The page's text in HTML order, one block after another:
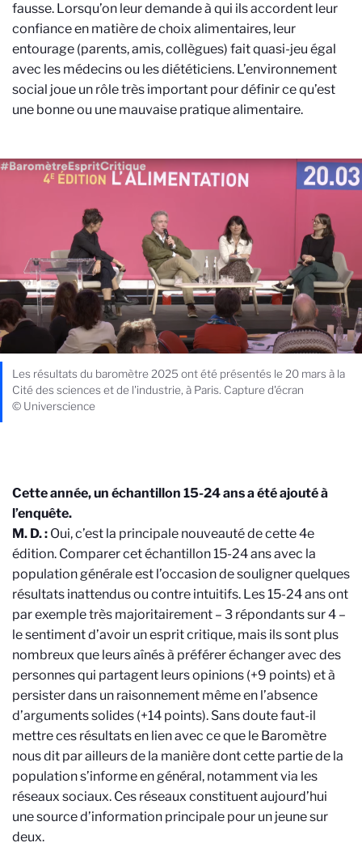
fausse. Lorsqu’on leur demande à qui ils accordent leur
confiance en matière de choix alimentaires, leur
entourage (parents, amis, collègues) fait quasi-jeu égal
avec les médecins ou les diététiciens. L’environnement
social joue un rôle très important pour définir ce qu’est
une bonne ou une mauvaise pratique alimentaire.
Les résultats du baromètre 2025 ont été présentés le 20 mars à la
Cité des sciences et de l'industrie, à Paris. Capture d'écran
© Universcience
Cette année, un échantillon 15-24 ans a été ajouté à
l’enquête.
M. D. : Oui, c’est la principale nouveauté de cette 4e
édition. Comparer cet échantillon 15-24 ans avec la
population générale est l’occasion de souligner quelques
résultats inattendus ou contre intuitifs. Les 15-24 ans ont
par exemple très majoritairement – 3 répondants sur 4 –
le sentiment d’avoir un esprit critique, mais ils sont plus
nombreux que leurs aînés à préférer échanger avec des
personnes qui partagent leurs opinions (+9 points) et à
persister dans un raisonnement même en l’absence
d’arguments solides (+14 points). Sans doute faut-il
mettre ces résultats en lien avec ce que le Baromètre
nous dit par ailleurs de la manière dont cette partie de la
population s’informe en général, notamment via les
réseaux sociaux. Ces réseaux constituent aujourd’hui
une source d’information principale pour un jeune sur
deux.